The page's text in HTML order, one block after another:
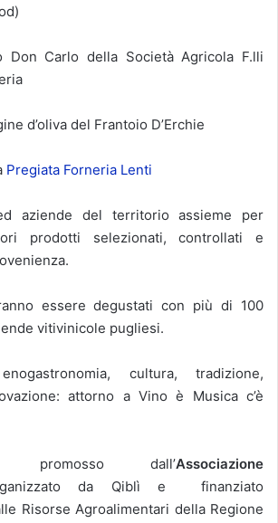
Carlo della Società Agricola F.lli
d’oliva del Frantoio D’Erchie
Pregiata Forneria Lenti
aziende del territorio assieme per
prodotti selezionati, controllati e
essere degustati con più di 100
vitivinicole pugliesi.
cultura, tradizione,
attorno a Vino è Musica c’è
promosso dall’Associazione
da Qiblì e finanziato
Risorse Agroalimentari della Regione